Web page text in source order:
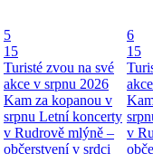
5
15
Turisté zvou na své
akce v srpnu 2026
Kam za kopanou v
srpnu Letní koncerty
v Rudrově mlýně –
občerstvení v srdci
6
15
v